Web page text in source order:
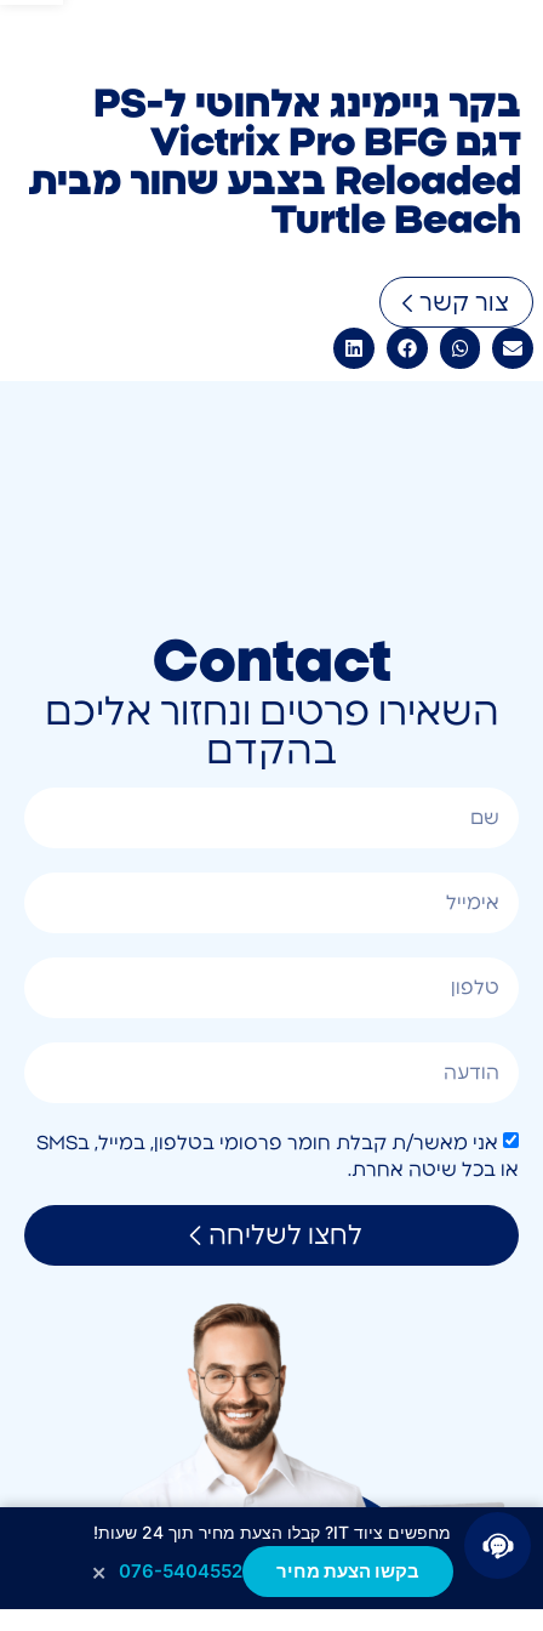
בקר גיימינג אלחוטי ל-PS
דגם Victrix Pro BFG
Reloaded בצבע שחור מבית
Turtle Beach
צור קשר
Contact
השאירו פרטים ונחזור אליכם
בהקדם
אני מאשר/ת קבלת חומר פרסומי בטלפון, במייל, בSMS
או בכל שיטה אחרת.
לחצו לשליחה
מחפשים ציוד IT? קבלו הצעת מחיר תוך 24 שעות!
בקשו הצעת מחיר 076-5404552
×